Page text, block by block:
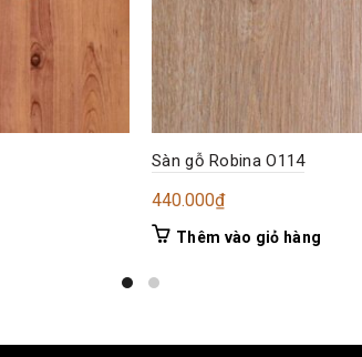
Sàn gỗ Robina O114
440.000₫
Thêm vào giỏ hàng